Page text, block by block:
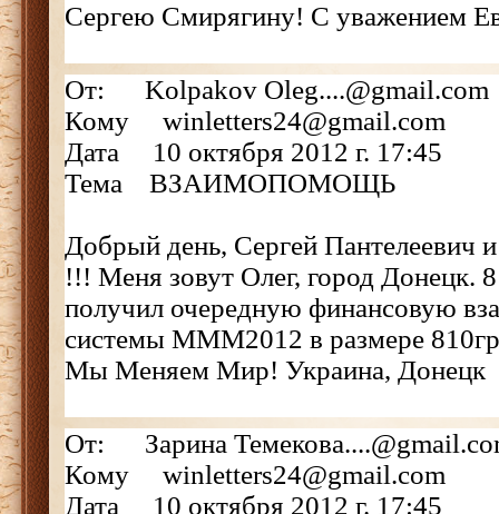
Сергею Смирягину! С уважением
От: Kolpakov Oleg....@gmail.com
Кому winletters24@gmail.com
Дата 10 октября 2012 г. 17:45
Тема ВЗАИМОПОМОЩЬ
Добрый день, Сергей
!!! Меня зовут Олег, город Донецк.
получил очередную финансовую
системы МММ2012 в размере
Мы Меняем Мир! Украина, Донецк
От: Зарина
Кому winletters24@gmail.com
Дата 10 октября 2012 г. 17:45